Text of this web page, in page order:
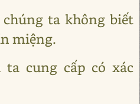
ta không biết
miệng.
cung cấp có xác